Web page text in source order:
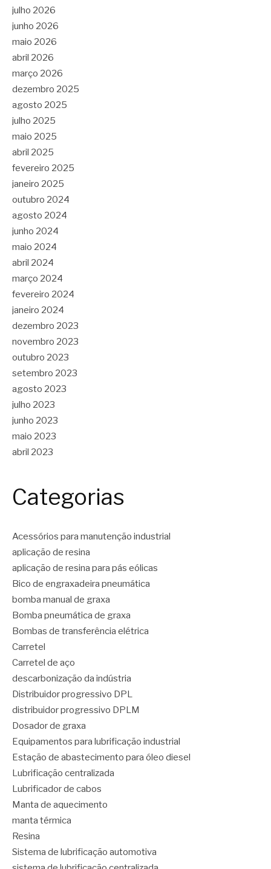
julho 2026
junho 2026
maio 2026
abril 2026
março 2026
dezembro 2025
agosto 2025
julho 2025
maio 2025
abril 2025
fevereiro 2025
janeiro 2025
outubro 2024
agosto 2024
junho 2024
maio 2024
abril 2024
março 2024
fevereiro 2024
janeiro 2024
dezembro 2023
novembro 2023
outubro 2023
setembro 2023
agosto 2023
julho 2023
junho 2023
maio 2023
abril 2023
Categorias
Acessórios para manutenção industrial
aplicação de resina
aplicação de resina para pás eólicas
Bico de engraxadeira pneumática
bomba manual de graxa
Bomba pneumática de graxa
Bombas de transferência elétrica
Carretel
Carretel de aço
descarbonização da indústria
Distribuidor progressivo DPL
distribuidor progressivo DPLM
Dosador de graxa
Equipamentos para lubrificação industrial
Estação de abastecimento para óleo diesel
Lubrificação centralizada
Lubrificador de cabos
Manta de aquecimento
manta térmica
Resina
Sistema de lubrificação automotiva